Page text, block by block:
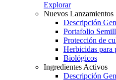
Explorar
Nuevos Lanzamientos
Descripción
Portafolio
Protección de
Herbicidas para
Biológicos
Ingredientes Activos
Descripción